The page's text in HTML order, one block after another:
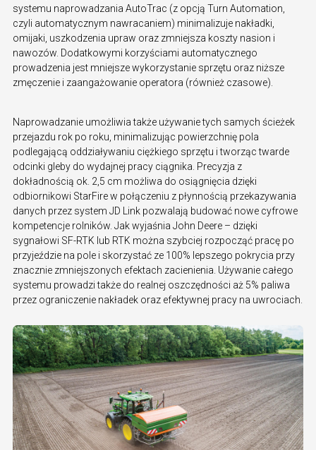
systemu naprowadzania AutoTrac (z opcją Turn Automation,
czyli automatycznym nawracaniem) minimalizuje nakładki,
omijaki, uszkodzenia upraw oraz zmniejsza koszty nasion i
nawozów. Dodatkowymi korzyściami automatycznego
prowadzenia jest mniejsze wykorzystanie sprzętu oraz niższe
zmęczenie i zaangażowanie operatora (również czasowe).
Naprowadzanie umożliwia także używanie tych samych ścieżek
przejazdu rok po roku, minimalizując powierzchnię pola
podlegającą oddziaływaniu ciężkiego sprzętu i tworząc twarde
odcinki gleby do wydajnej pracy ciągnika. Precyzja z
dokładnością ok. 2,5 cm możliwa do osiągnięcia dzięki
odbiornikowi StarFire w połączeniu z płynnością przekazywania
danych przez system JD Link pozwalają budować nowe cyfrowe
kompetencje rolników. Jak wyjaśnia John Deere – dzięki
sygnałowi SF-RTK lub RTK można szybciej rozpocząć pracę po
przyjeździe na pole i skorzystać ze 100% lepszego pokrycia przy
znacznie zmniejszonych efektach zacienienia. Używanie całego
systemu prowadzi także do realnej oszczędności aż 5% paliwa
przez ograniczenie nakładek oraz efektywnej pracy na uwrociach.